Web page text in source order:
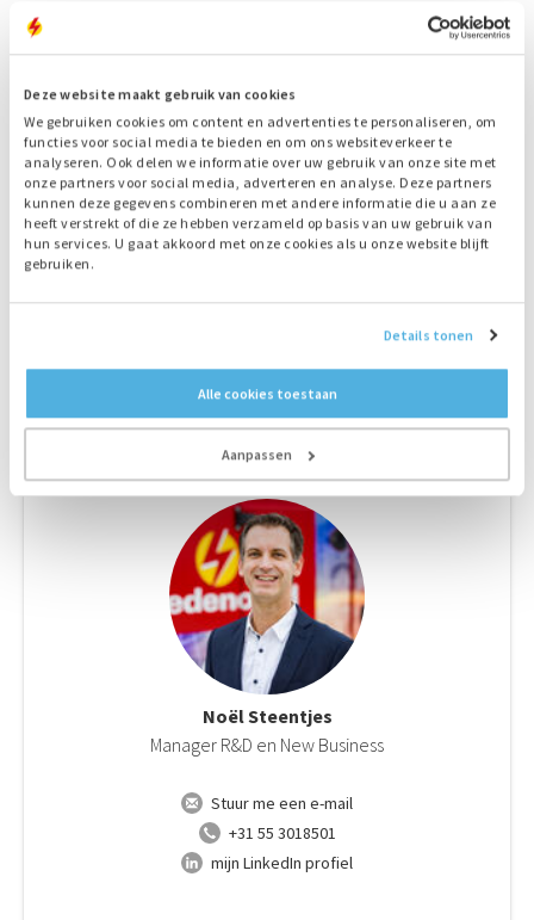
Deze website maakt gebruik van cookies
We gebruiken cookies om content en advertenties te personaliseren, om
functies voor social media te bieden en om ons websiteverkeer te
analyseren. Ook delen we informatie over uw gebruik van onze site met
onze partners voor social media, adverteren en analyse. Deze partners
kunnen deze gegevens combineren met andere informatie die u aan ze
heeft verstrekt of die ze hebben verzameld op basis van uw gebruik van
hun services. U gaat akkoord met onze cookies als u onze website blijft
gebruiken.
Details tonen
Alle cookies toestaan
Aanpassen
inzichten. Het platform wordt door klanten als Enexis,
Croonwolter&dros en ENGIE gebruikt voor de monitoring
minder storingen, lagere onderhoudskosten en hogere
klanttevredenheid. Meer info opwww.blockbax.com.
Noël Steentjes
Manager R&D en New Business
Stuur me een e-mail
+31 55 3018501
mijn LinkedIn profiel